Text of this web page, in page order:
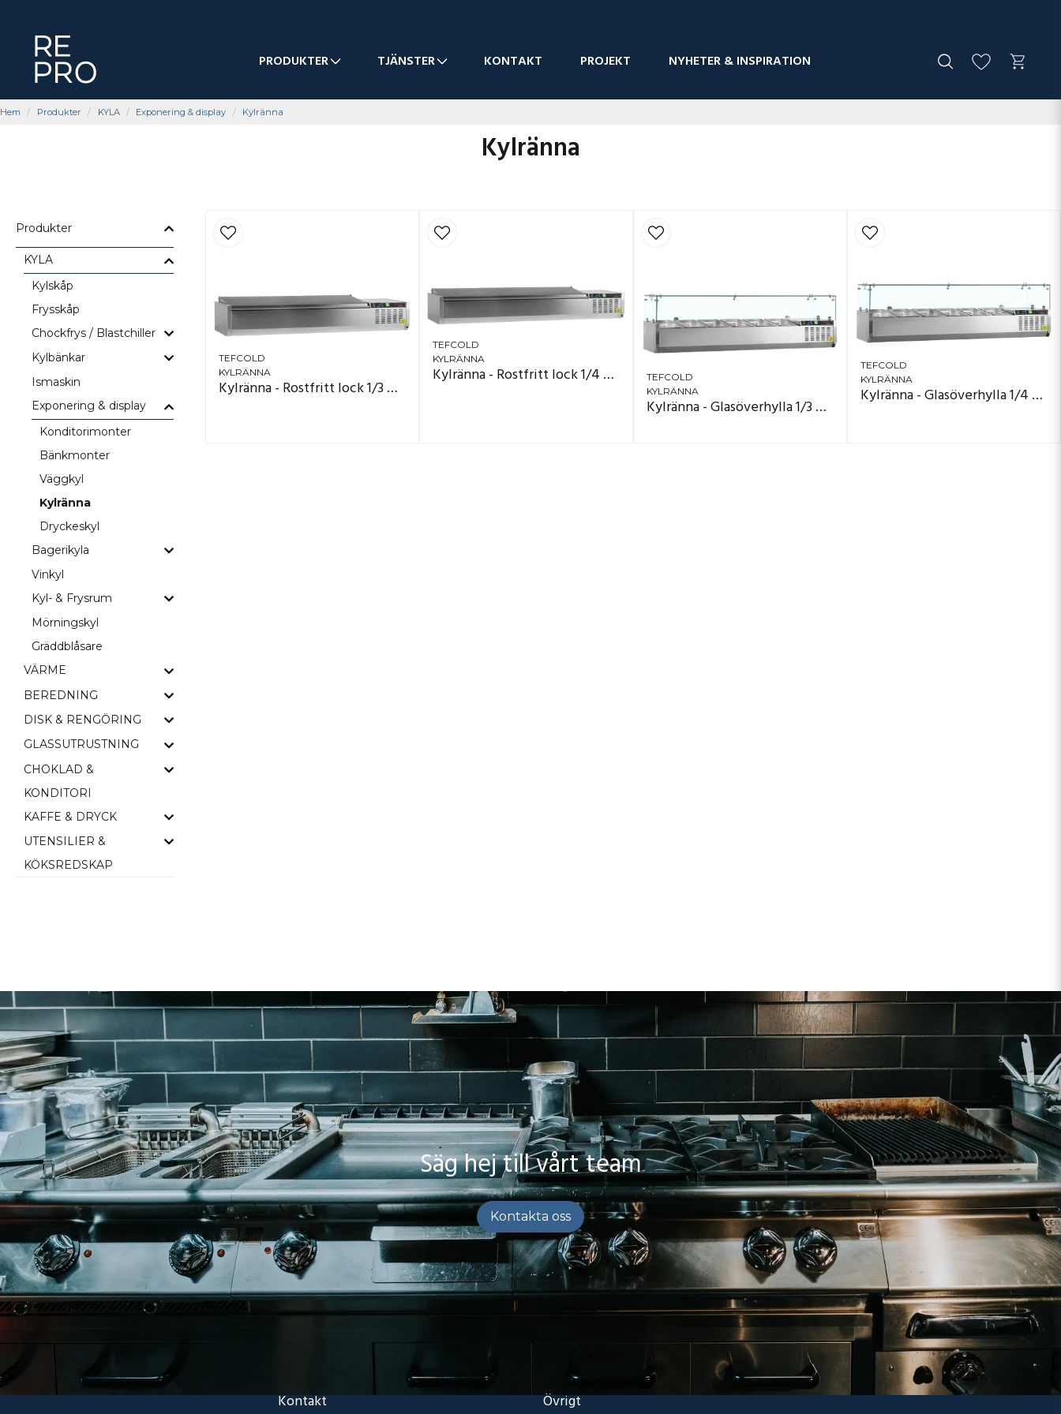
PRODUKTER TJÄNSTER KONTAKT PROJEKT NYHETER & INSPIRATION
Hem Produkter KYLA Exponering & display Kylränna
Kylränna
Produkter
KYLA
Kylskåp
Frysskåp
Chockfrys / Blastchiller
Kylbänkar
Ismaskin
Exponering & display
Konditorimonter
Bänkmonter
Väggkyl
Kylränna
Dryckeskyl
Bagerikyla
Vinkyl
Kyl- & Frysrum
Mörningskyl
Gräddblåsare
VÄRME
BEREDNING
DISK & RENGÖRING
GLASSUTRUSTNING
CHOKLAD &
KONDITORI
KAFFE & DRYCK
UTENSILIER &
KÖKSREDSKAP
TEFCOLD
KYLRÄNNA
Kylränna - Rostfritt lock 1/3 GN
TEFCOLD
KYLRÄNNA
Kylränna - Rostfritt lock 1/4 GN
TEFCOLD
KYLRÄNNA
Kylränna - Glasöverhylla 1/3 GN
TEFCOLD
KYLRÄNNA
Kylränna - Glasöverhylla 1/4 GN
Säg hej till vårt team
Kontakta oss
Kontakt Övrigt